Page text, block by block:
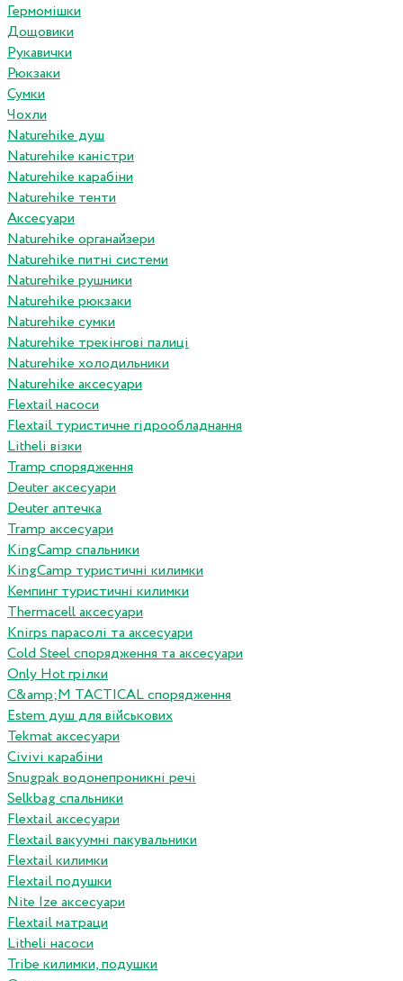
Гермомішки
Дощовики
Рукавички
Рюкзаки
Сумки
Чохли
Naturehike душ
Naturehike каністри
Naturehike карабіни
Naturehike тенти
Аксесуари
Naturehike органайзери
Naturehike питні системи
Naturehike рушники
Naturehike рюкзаки
Naturehike сумки
Naturehike трекінгові палиці
Naturehike холодильники
Naturehike аксесуари
Flextail насоси
Flextail туристичне гідрообладнання
Litheli візки
Tramp спорядження
Deuter аксесуари
Deuter аптечка
Tramp аксесуари
KingCamp спальники
KingCamp туристичні килимки
Кемпинг туристичні килимки
Thermacell аксесуари
Knirps парасолі та аксесуари
Cold Steel спорядження та аксесуари
Only Hot грілки
C&amp;M TACTICAL спорядження
Estem душ для військових
Tekmat аксесуари
Сivivi карабіни
Snugpak водонепроникні речі
Selkbag спальники
Flextail аксесуари
Flextail вакуумні пакувальники
Flextail килимки
Flextail подушки
Nite Ize аксесуари
Flextail матраци
Litheli насоси
Tribe килимки, подушки